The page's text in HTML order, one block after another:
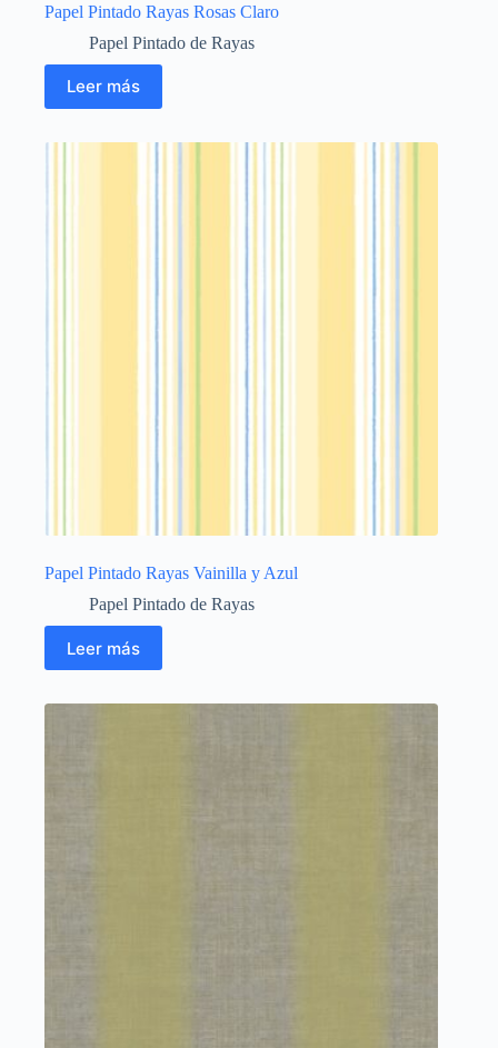
Papel Pintado Rayas Rosas Claro
Papel Pintado de Rayas
Leer más
Papel Pintado Rayas Vainilla y Azul
Papel Pintado de Rayas
Leer más